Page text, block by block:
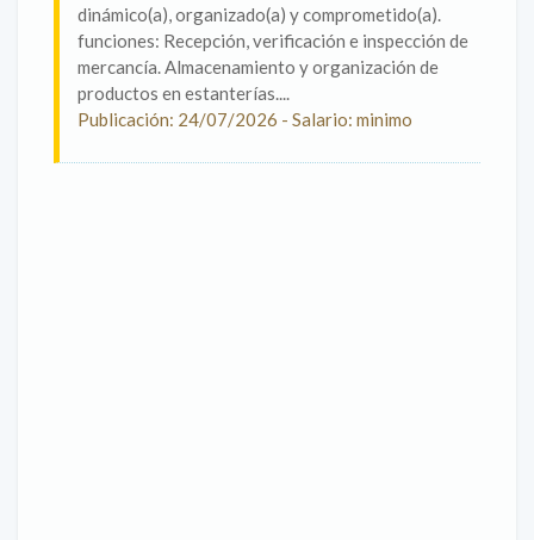
dinámico(a), organizado(a) y comprometido(a).
funciones: Recepción, verificación e inspección de
mercancía. Almacenamiento y organización de
productos en estanterías....
Publicación: 24/07/2026 - Salario: minimo